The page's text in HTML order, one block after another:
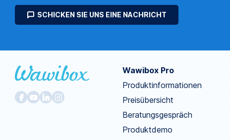
SCHICKEN SIE UNS EINE NACHRICHT
Wawibox Pro
Produktinformationen
Preisübersicht
Beratungsgespräch
Produktdemo